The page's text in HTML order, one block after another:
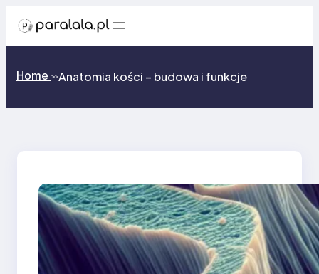
treści
Home >>Anatomia kości – budowa i funkcje